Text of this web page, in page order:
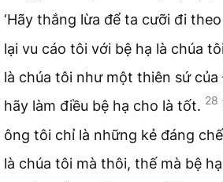
‘Hãy thắng lừa để ta cưỡi đi theo
lại vu cáo tôi với bệ hạ là chúa
là chúa tôi như một thiên sứ
hãy làm điều bệ hạ cho là tốt. 28
ông tôi chỉ là những kẻ đáng
là chúa tôi mà thôi, thế mà bệ